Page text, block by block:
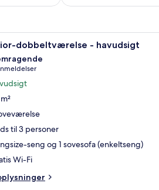
spejl. Et hotelværelse
dobbeltværelse - havudsigt
af 10
til 3 personer
seng og 1 sovesofa (enkeltseng)
Wi-Fi